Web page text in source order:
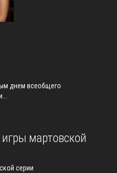
днем всеобщего
мартовской
серии